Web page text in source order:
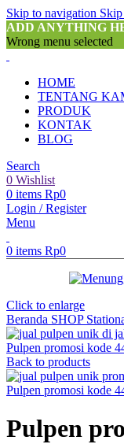
Skip to navigation
ADD ANYTHING
Wrong menu selected
HOME
TENTANG
PRODUK
KONTAK
BLOG
Search
0 Wishlist
0 items Rp0
Login / Register
Menu
0 items Rp0
Click to enlarge
Beranda SHOP
Pulpen promosi kode
Back to products
Pulpen promosi kode
Pulpen